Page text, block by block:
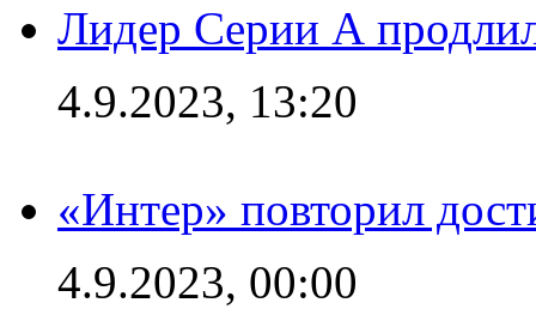
Лидер Серии А
4.9.2023, 13:20
«Интер» повторил
4.9.2023, 00:00